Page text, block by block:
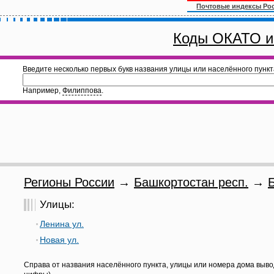
Почтовые индексы
Коды ОКАТО
Введите несколько первых букв названия улицы или населённого
Например, Филиппова.
Регионы России → Башкортостан респ. →
Улицы:
Ленина ул.
Новая ул.
Справа от названия населённого пункта, улицы или номера дома